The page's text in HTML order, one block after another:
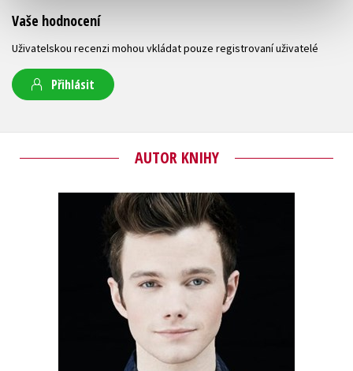
Vaše hodnocení
Uživatelskou recenzi mohou vkládat pouze registrovaní uživatelé
Přihlásit
AUTOR KNIHY